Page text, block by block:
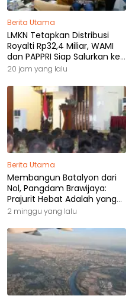
Berita Utama
LMKN Tetapkan Distribusi
Royalti Rp32,4 Miliar, WAMI
dan PAPPRI Siap Salurkan ke
Pemilik Hak
20 jam yang lalu
Berita Utama
Membangun Batalyon dari
Nol, Pangdam Brawijaya:
Prajurit Hebat Adalah yang
Dibutuhkan Rakyat
2 minggu yang lalu